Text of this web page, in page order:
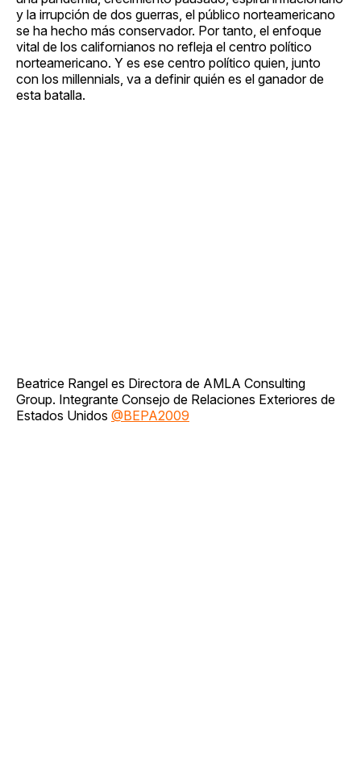
y la irrupción de dos guerras, el público norteamericano
se ha hecho más conservador. Por tanto, el enfoque
vital de los californianos no refleja el centro político
norteamericano. Y es ese centro político quien, junto
con los millennials, va a definir quién es el ganador de
esta batalla.
Beatrice Rangel es Directora de AMLA Consulting
Group. Integrante Consejo de Relaciones Exteriores de
Estados Unidos @BEPA2009